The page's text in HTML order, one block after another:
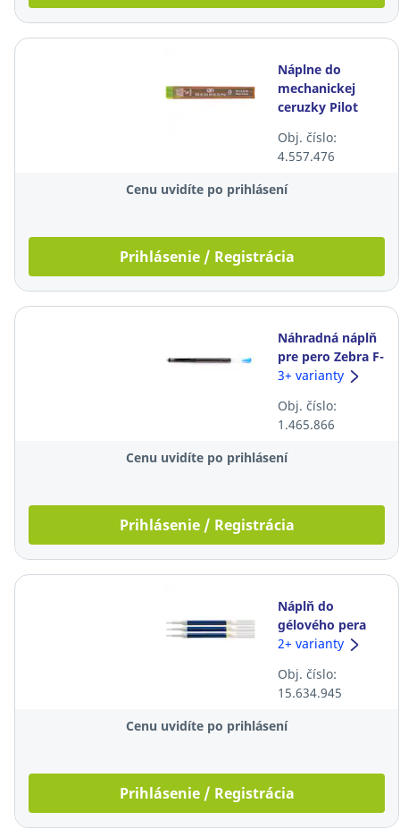
Náplne do
mechanickej
ceruzky Pilot
12 ks/bal
Obj. číslo:
4.557.476
Cenu uvidíte po prihlásení
Prihlásenie / Registrácia
Náhradná náplň
pre pero Zebra F-
301, modrá
3+ varianty
Obj. číslo:
1.465.866
Cenu uvidíte po prihlásení
Prihlásenie / Registrácia
Náplň do
gélového pera
Pentel Energel
modrá, 3
ks/balenie
2+ varianty
Obj. číslo:
15.634.945
Cenu uvidíte po prihlásení
Prihlásenie / Registrácia